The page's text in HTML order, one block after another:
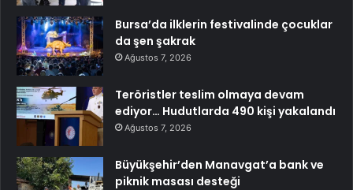
Bursa’da ilklerin festivalinde çocuklar
da şen şakrak
Ağustos 7, 2026
Teröristler teslim olmaya devam
ediyor… Hudutlarda 490 kişi yakalandı
Ağustos 7, 2026
Büyükşehir’den Manavgat’a bank ve
piknik masası desteği